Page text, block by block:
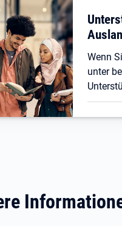
Wenn
unter